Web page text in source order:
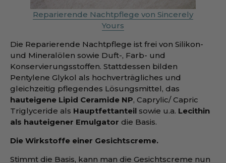
Reparierende Nachtpflege von Sincerely
Yours
Die Reparierende Nachtpflege ist frei von Silikon-
und Mineralölen sowie Duft-, Farb- und
Konservierungsstoffen. Stattdessen bilden
Pentylene Glykol als hochverträgliches und
gleichzeitig pflegendes Lösungsmittel, das
hauteigene Lipid Ceramide NP, Caprylic/ Capric
Triglyceride als Hauptfettanteil sowie u.a. Lecithin
als hauteigener Emulgator die Basis.
Die Wirkstoffe einer Gesichtscreme.
Stimmt die Basis, kann man die Gesichtscreme nun